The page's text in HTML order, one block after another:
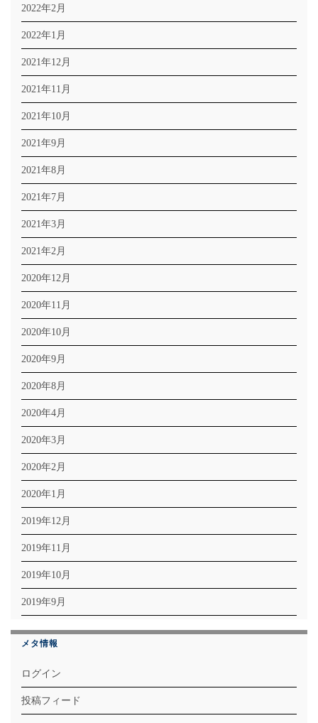
2022年2月
2022年1月
2021年12月
2021年11月
2021年10月
2021年9月
2021年8月
2021年7月
2021年3月
2021年2月
2020年12月
2020年11月
2020年10月
2020年9月
2020年8月
2020年4月
2020年3月
2020年2月
2020年1月
2019年12月
2019年11月
2019年10月
2019年9月
メタ情報
ログイン
投稿フィード